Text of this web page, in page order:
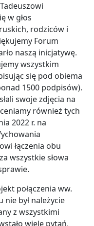
w głos
rodziców i
Forum
naszą inicjatywę.
wszystkim
się pod obiema
1500 podpisów).
swoje zdjęcia na
również tych
2022 r. na
łączenia obu
wszystkie słowa
połączenia ww.
nie był należycie
z wszystkimi
wiele pytań,